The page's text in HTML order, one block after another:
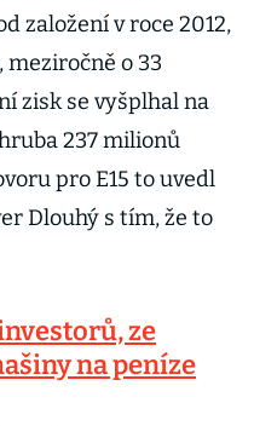
založení v roce 2012,
o 33
zisk se vyšplhal na
237 milionů
pro E15 to uvedl
Dlouhý s tím, že to
ze
na peníze